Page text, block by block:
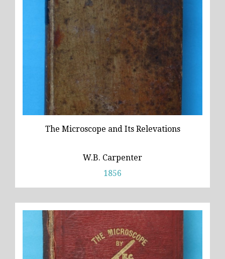
The Microscope and Its Relevations
W.B. Carpenter
1856